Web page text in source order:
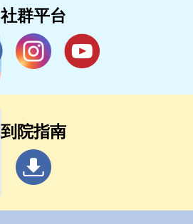
社群平台
到院指南